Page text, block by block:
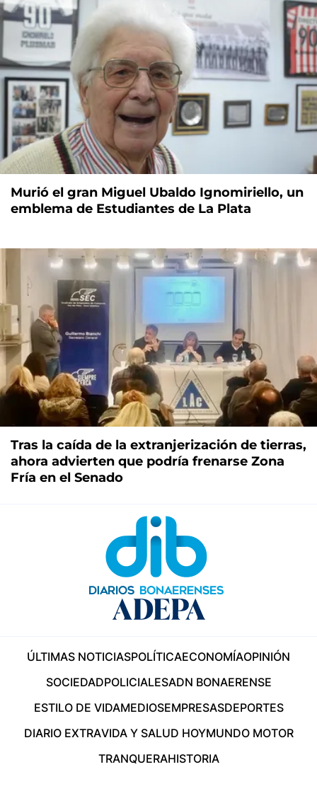
Murió el gran Miguel Ubaldo Ignomiriello, un
emblema de Estudiantes de La Plata
Tras la caída de la extranjerización de tierras,
ahora advierten que podría frenarse Zona
Fría en el Senado
ÚLTIMAS NOTICIASPOLÍTICAECONOMÍAOPINIÓN
SOCIEDADPOLICIALESADN BONAERENSE
ESTILO DE VIDAMEDIOSEMPRESASDEPORTES
DIARIO EXTRAVIDA Y SALUD HOYMUNDO MOTOR
TRANQUERAHISTORIA